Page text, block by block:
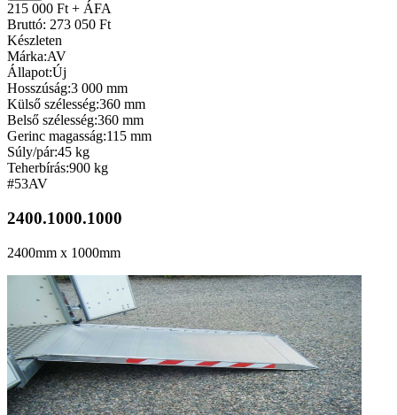
215 000 Ft + ÁFA
Bruttó: 273 050 Ft
Készleten
Márka:AV
Állapot:Új
Hosszúság:3 000 mm
Külső szélesség:360 mm
Belső szélesség:360 mm
Gerinc magasság:115 mm
Súly/pár:45 kg
Teherbírás:900 kg
#53AV
2400.1000.1000
2400mm x 1000mm